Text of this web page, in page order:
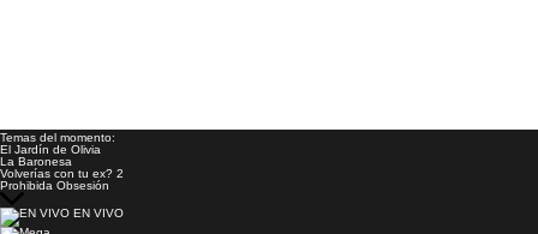
Temas del momento:
El Jardín de Olivia
La Baronesa
Volverías con tu ex? 2
Prohibida Obsesión
EN VIVO